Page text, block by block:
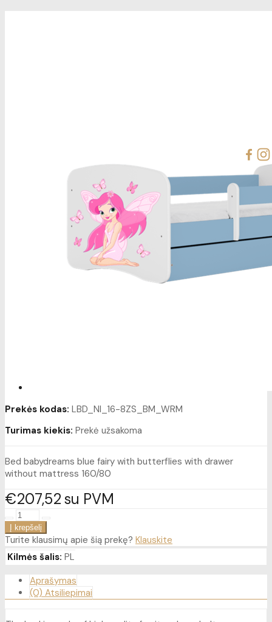
Prekės kodas: LBD_NI_16-8ZS_BM_WRM
Turimas kiekis: Prekė užsakoma
Bed babydreams blue fairy with butterflies with drawer
without mattress 160/80
€20752su PVM
Turite klausimų apie šią prekę? Klauskite
Kilmės šalis: PL
Aprašymas
(0) Atsiliepimai